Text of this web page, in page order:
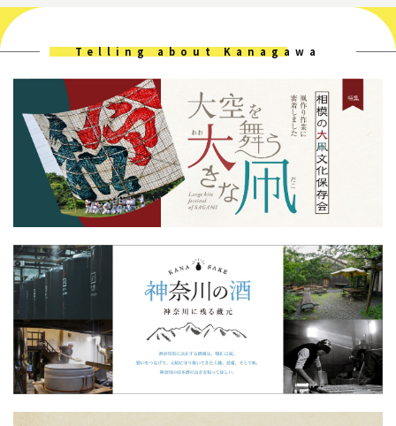
ジモティビティプログラム「和菓子づくり体験♪」
生活クラブランチ @幸盛HOUSE
鹿島田
2026.03.29 地元の情報イベント
春休みイベント！鉄道カフェ＠幸盛ハウス、鹿島田
2026.03.25 地元の情報イベント
美味しい牛乳を数種類試飲できる♪ ミルクスタンド＠
幸盛ハウス、鹿島田
2026.03.18 地元の情報イベント
3歳からのリトミック in イングリッシュ＠幸盛ハウ
ス、鹿島田
2026.03.08 地元の情報イベント
4種の発酵調味料を使った 発酵キムチ教室＠鹿島田、
幸盛ハウス